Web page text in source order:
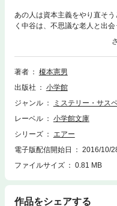
あの人は資本主義をやり直そ
く中谷は、不思議な老人と出
らず、仕事をクビになるが、
谷に託していた。老人が姿を
り、翌日馬券は見事的中する
再び老人が現れ、彼が開発した
世の中に渦巻く人間の感情を数
ステムで、それは政府が握る
て、政治家や官僚たちと交渉
見返りとして、福島の帰還困
を任せるという要求を突きつ
つまびらかにし、圧倒的なス
著者
榎本憲男
出版社
小学館
ジャンル
ミステリー・サス
レーベル
小学館文庫
シリーズ
エアー
電子版配信開始日
2016/10/
ファイルサイズ
0.81 MB
作品をシェアする